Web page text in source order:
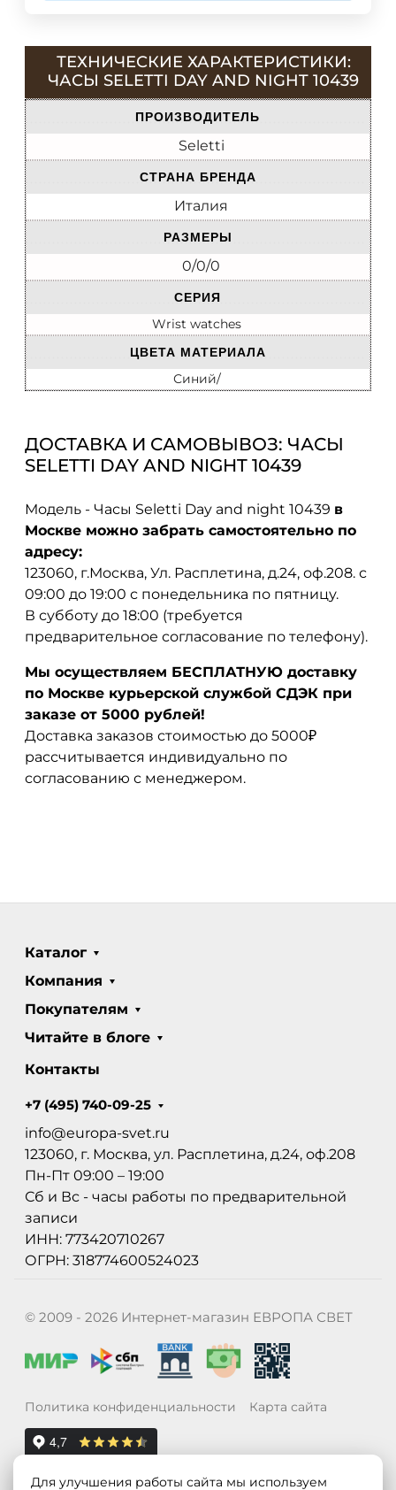
ТЕХНИЧЕСКИЕ ХАРАКТЕРИСТИКИ:
ЧАСЫ SELETTI DAY AND NIGHT 10439
ПРОИЗВОДИТЕЛЬ
Seletti
СТРАНА БРЕНДА
Италия
РАЗМЕРЫ
0/0/0
СЕРИЯ
Wrist watches
ЦВЕТА МАТЕРИАЛА
Синий/
ДОСТАВКА И САМОВЫВОЗ: ЧАСЫ
SELETTI DAY AND NIGHT 10439
Модель - Часы Seletti Day and night 10439 в
Москве можно забрать самостоятельно по
адресу:
123060, г.Москва, Ул. Расплетина, д.24, оф.208. с
09:00 до 19:00 с понедельника по пятницу.
В субботу до 18:00 (требуется
предварительное согласование по телефону).
Мы осуществляем БЕСПЛАТНУЮ доставку
по Москве курьерской службой СДЭК при
заказе от 5000 рублей!
Доставка заказов стоимостью до 5000₽
рассчитывается индивидуально по
согласованию с менеджером.
Каталог
Компания
Покупателям
Читайте в блоге
Контакты
+7 (495) 740-09-25
info@europa-svet.ru
123060, г. Москва, ул. Расплетина, д.24, оф.208
Пн-Пт 09:00 – 19:00
Сб и Вс - часы работы по предварительной
записи
ИНН: 773420710267
ОГРН: 318774600524023
© 2009 - 2026 Интернет-магазин ЕВРОПА СВЕТ
Политика конфиденциальности Карта сайта
Для улучшения работы сайта мы используем